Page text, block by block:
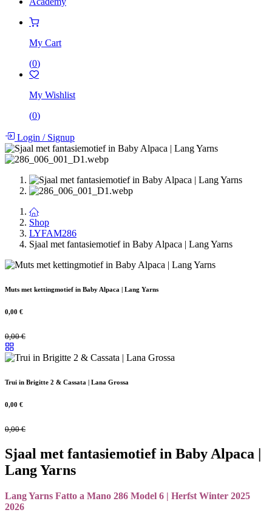
My Cart
(0)
My Wishlist
(0)
Login /Signup
Shop
LYFAM286
Sjaal met fantasiemotief in Baby Alpaca | Lang Yarns
Muts met kettingmotief in Baby Alpaca | Lang Yarns
0,00 €
0,00€
Trui in Brigitte 2 & Cassata | Lana Grossa
0,00 €
0,00€
Sjaal met fantasiemotief in Baby Alpaca |
Lang Yarns
Lang Yarns Fatto a Mano 286 Model 6 | Herfst Winter 2025
2026